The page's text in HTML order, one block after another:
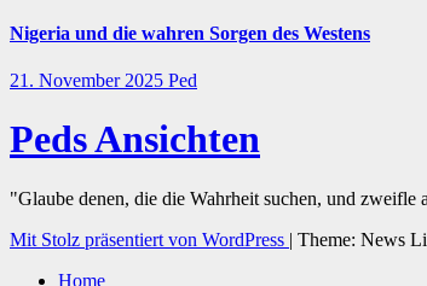
Nigeria und die wahren Sorgen des Westens
21. November 2025 Ped
Peds Ansichten
"Glaube denen, die die Wahrheit suchen, und
Mit Stolz präsentiert von WordPress | Theme: News
Home